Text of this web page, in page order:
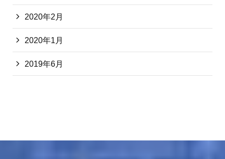
2020年2月
2020年1月
2019年6月